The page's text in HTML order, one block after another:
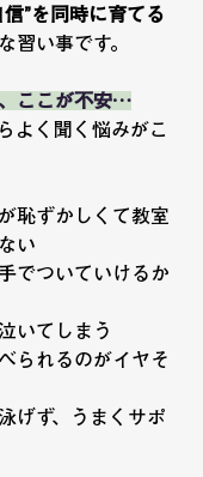
”を同時に育てる
習い事です。
ここが不安…
よく聞く悩みがこ
恥ずかしくて教室
い
でついていけるか
いてしまう
られるのがイヤそ
げず、うまくサポ